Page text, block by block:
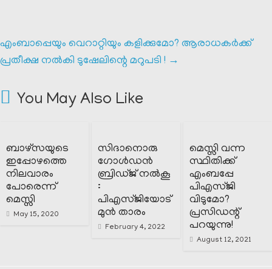
എംബാപ്പെയും വെറാറ്റിയും കളിക്കുമോ? ആരാധകർക്ക്
പ്രതീക്ഷ നൽകി ടുഷേലിന്റെ മറുപടി ! →
You May Also Like
ബാഴ്സയുടെ
ഇപ്പോഴത്തെ
നിലവാരം
പോരെന്ന്
മെസ്സി
May 15, 2020
സിദാനൊരു
ഗോൾഡൻ
ബ്രിഡ്ജ് നൽകൂ
:
പിഎസ്ജിയോട്
മുൻ താരം
February 4, 2022
മെസ്സി വന്ന
സ്ഥിതിക്ക്‌
എംബപ്പേ
പിഎസ്ജി
വിടുമോ?
പ്രസിഡന്റ്‌
പറയുന്നു!
August 12, 2021